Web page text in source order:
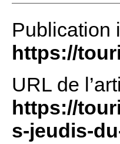
Publication
https://
URL de
https://
s-jeudis-